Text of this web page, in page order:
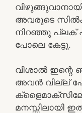
അവരുടെ
നിറഞ്ഞു പ്ലക്
പോലെ കേട്ടു.
വിശാൽ
അവൻ വില്ല്
മനസ്സിലായി